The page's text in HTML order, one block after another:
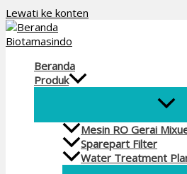
Lewati ke konten
Beranda
Produk
Mesin RO Gerai
Sparepart Filter
Water Treatment